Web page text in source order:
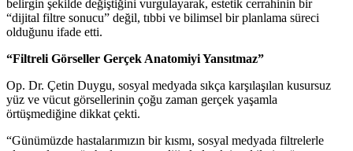
belirgin şekilde değiştiğini vurgulayarak, estetik cerrahinin bir
“dijital filtre sonucu” değil, tıbbi ve bilimsel bir planlama süreci
olduğunu ifade etti.
“Filtreli Görseller Gerçek Anatomiyi Yansıtmaz”
Op. Dr. Çetin Duygu, sosyal medyada sıkça karşılaşılan kusursuz
yüz ve vücut görsellerinin çoğu zaman gerçek yaşamla
örtüşmediğine dikkat çekti.
“Günümüzde hastalarımızın bir kısmı, sosyal medyada filtrelerle